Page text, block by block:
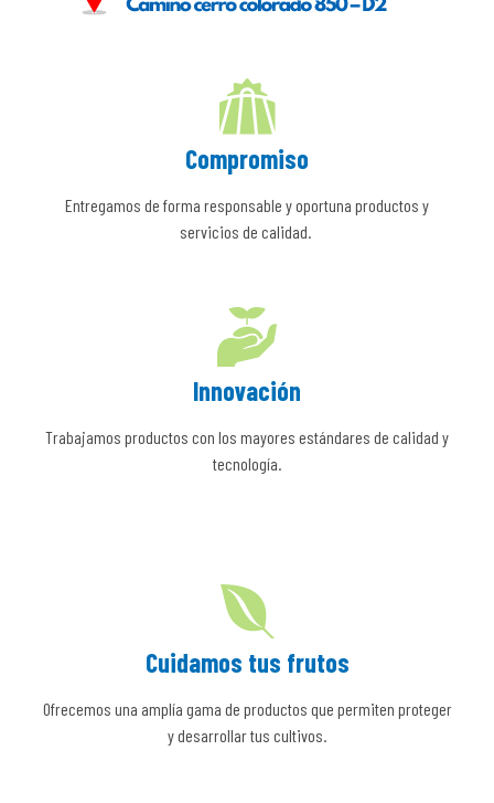
Compromiso
Entregamos de forma responsable y oportuna productos y
servicios de calidad.
Innovación
Trabajamos productos con los mayores estándares de calidad y
tecnología.
Cuidamos tus frutos
Ofrecemos una amplía gama de productos que permiten proteger
y desarrollar tus cultivos.